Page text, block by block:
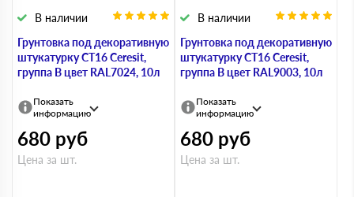
Грунтовка под декоративную
штукатурку СТ16 Ceresit,
группа В цвет RAL7024, 10л
В наличии
Показать
информацию
680 руб
Цена за шт.
Грунтовка под декоративную
штукатурку СТ16 Ceresit,
группа В цвет RAL9003, 10л
В наличии
Показать
информацию
680 руб
Цена за шт.